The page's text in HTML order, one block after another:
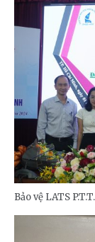
Bảo vệ LATS